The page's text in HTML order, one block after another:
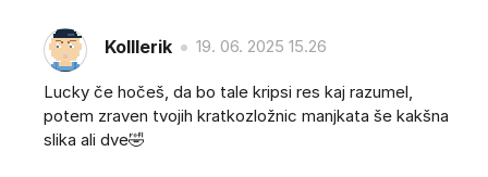
Kolllerik 19. 06. 2025 15.26
Lucky če hočeš, da bo tale kripsi res kaj razumel,
potem zraven tvojih kratkozložnic manjkata še kakšna
slika ali dve🤣